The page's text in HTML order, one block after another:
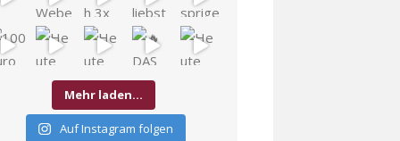
Mehr laden…
Auf Instagram folgen